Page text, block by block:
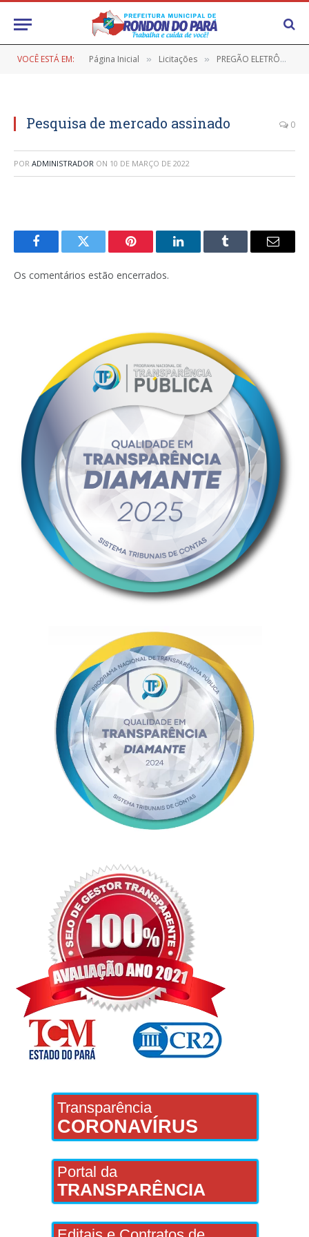
VOCÊ ESTÁ EM: Página Inicial » Licitações » PREGÃO ELETRÔNICO Nº 9/2022-017 PMRP (REGISTRO DE PREÇO VISANDO FUTURA CONTRATAÇÃO DE EMPRESA PARA O FORNECIMENTO DE PAPEL A4)
Pesquisa de mercado assinado 0
POR ADMINISTRADOR ON 10 DE MARÇO DE 2022
FacebookTwitter Pinterest LinkedInTumblr
E-
Os comentários estão encerrados.
Transparência
CORONAVÍRUS
Portal da
TRANSPARÊNCIA